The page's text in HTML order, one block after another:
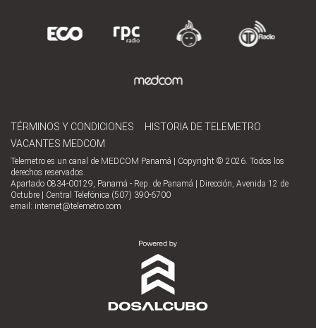
TÉRMINOS Y CONDICIONES
HISTORIA DE TELEMETRO
VACANTES MEDCOM
Telemetro es un canal de MEDCOM Panamá | Copyright © 2026. Todos los
derechos reservados.
Apartado 0834-00129, Panamá - Rep. de Panamá | Dirección, Avenida 12 de
Octubre | Central Telefónica (507) 390-6700
email: internet@telemetro.com